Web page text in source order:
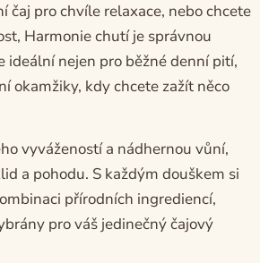
čaj pro chvíle relaxace, nebo chcete
Harmonie chutí je správnou
ideální nejen pro běžné denní pití,
okamžiky, kdy chcete zažít něco
vyvážeností a nádhernou vůní,
a pohodu. S každým douškem si
přírodních ingrediencí,
pro váš jedinečný čajový